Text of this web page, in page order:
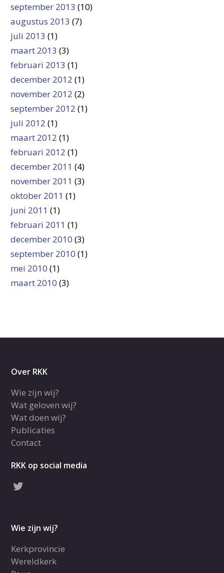
september 2013 (10)
augustus 2013 (7)
juli 2013 (1)
maart 2013 (3)
februari 2013 (1)
december 2012 (1)
november 2012 (2)
september 2012 (1)
juli 2012 (1)
maart 2012 (1)
februari 2012 (1)
december 2011 (4)
november 2011 (3)
oktober 2011 (1)
juni 2011 (1)
februari 2011 (1)
december 2010 (3)
september 2010 (1)
mei 2010 (1)
maart 2010 (3)
Over RKK
Wie zijn wij?
Wat geloven wij?
Wat doen wij?
Publicaties
Contact
RKK op social media
Wie zijn wij?
Kerkprovincie
Wereldkerk